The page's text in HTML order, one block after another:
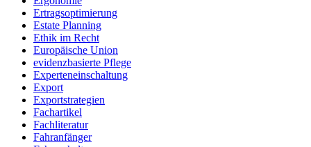
Ertragsoptimierung
Estate Planning
Ethik im Recht
Europäische Union
evidenzbasierte Pflege
Experteneinschaltung
Export
Exportstrategien
Fachartikel
Fachliteratur
Fahranfänger